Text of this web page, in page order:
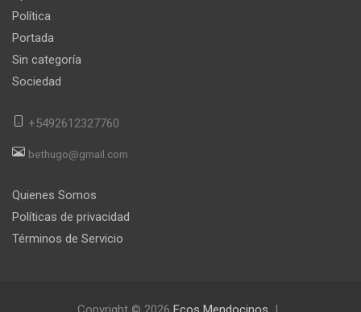
Política
Portada
Sin categoría
Sociedad
+5492612327760
bethugo@gmail.com
Quienes Somos
Políticas de privacidad
Términos de Servicio